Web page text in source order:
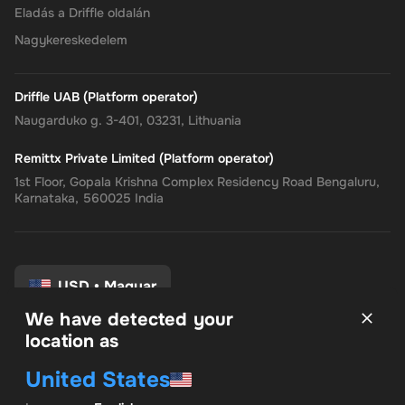
Eladás a Driffle oldalán
Nagykereskedelem
Driffle UAB (Platform operator)
Naugarduko g. 3-401, 03231, Lithuania
Remittx Private Limited (Platform operator)
1st Floor, Gopala Krishna Complex Residency Road Bengaluru,
Karnataka, 560025 India
USD • Magyar
Adatvédelmi irányelvek
Pénzvisszatérítési eljárás
We have detected your
location as
United States